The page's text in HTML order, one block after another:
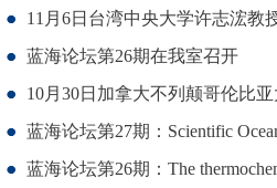
11月6日台湾中央大学许志浤教
蓝海论坛第26期在我室召开